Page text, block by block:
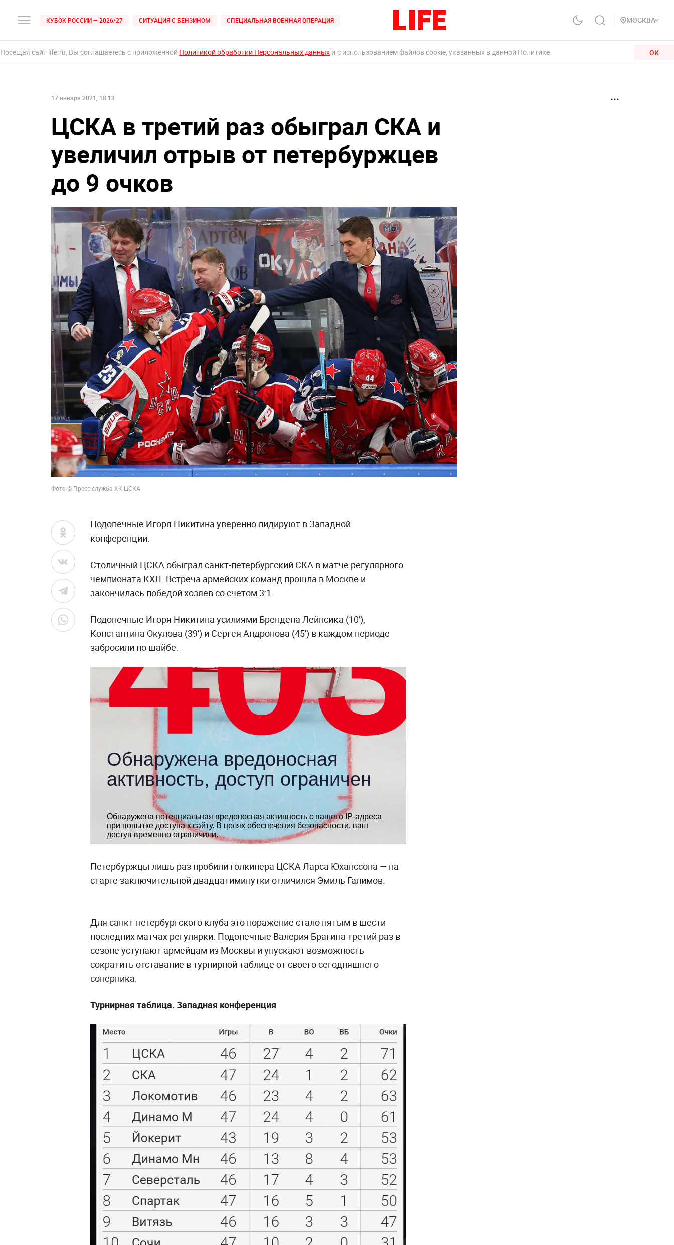
КУБОК РОССИИ — 2026/27 СИТУАЦИЯ С БЕНЗИНОМ СПЕЦИАЛЬНАЯ ВОЕННАЯ ОПЕРАЦИЯ МОСКВА
Посещая сайт life.ru, Вы соглашаетесь с приложенной Политикой обработки Персональных данных и с использованием файлов cookie, указанных в данной Политике. ОК
17 января 2021, 18:13
ЦСКА в третий раз обыграл СКА и
увеличил отрыв от петербуржцев
до 9 очков
Фото © Пресс-служба ХК ЦСКА
Подопечные Игоря Никитина уверенно лидируют в Западной
конференции.
Столичный ЦСКА обыграл санкт-петербургский СКА в матче регулярного
чемпионата КХЛ. Встреча армейских команд прошла в Москве и
закончилась победой хозяев со счётом 3:1.
Подопечные Игоря Никитина усилиями Брендена Лейпсика (10'),
Константина Окулова (39') и Сергея Андронова (45') в каждом периоде
забросили по шайбе.
Петербуржцы лишь раз пробили голкипера ЦСКА Ларса Юханссона — на
старте заключительной двадцатиминутки отличился Эмиль Галимов.
Для санкт-петербургского клуба это поражение стало пятым в шести
последних матчах регулярки. Подопечные Валерия Брагина третий раз в
сезоне уступают армейцам из Москвы и упускают возможность
сократить отставание в турнирной таблице от своего сегодняшнего
соперника.
Турнирная таблица. Западная конференция